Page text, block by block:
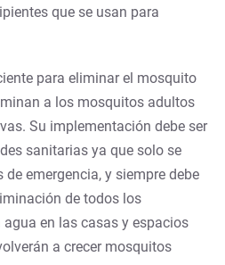
que se usan para
para eliminar el mosquito
a los mosquitos adultos
Su implementación debe ser
sanitarias ya que solo se
emergencia, y siempre debe
de todos los
en las casas y espacios
a crecer mosquitos